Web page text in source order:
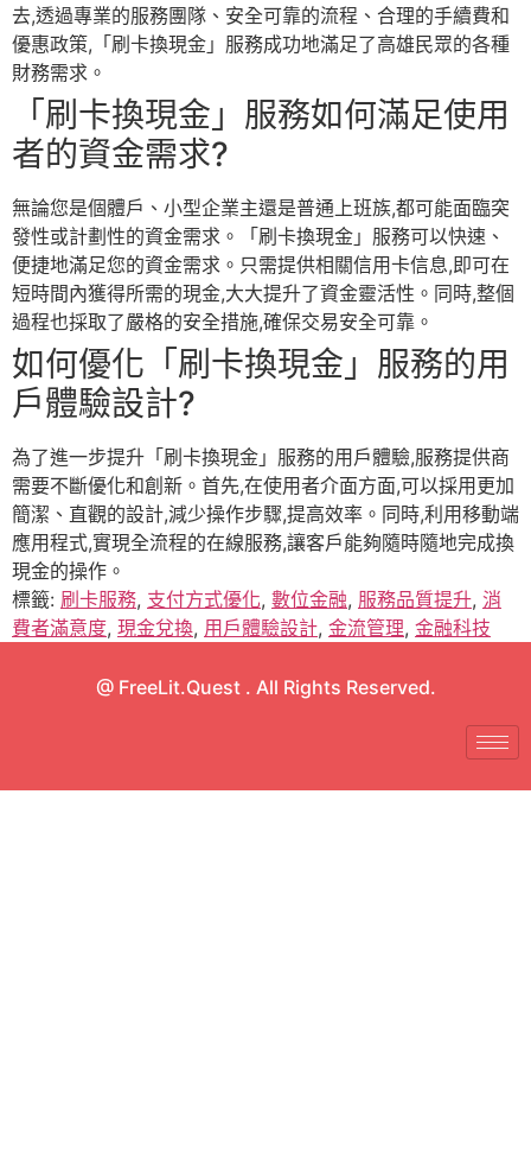
去,透過專業的服務團隊、安全可靠的流程、合理的手續費和
優惠政策,「刷卡換現金」服務成功地滿足了高雄民眾的各種
財務需求。
「刷卡換現金」服務如何滿足使用
者的資金需求?
無論您是個體戶、小型企業主還是普通上班族,都可能面臨突
發性或計劃性的資金需求。「刷卡換現金」服務可以快速、
便捷地滿足您的資金需求。只需提供相關信用卡信息,即可在
短時間內獲得所需的現金,大大提升了資金靈活性。同時,整個
過程也採取了嚴格的安全措施,確保交易安全可靠。
如何優化「刷卡換現金」服務的用
戶體驗設計?
為了進一步提升「刷卡換現金」服務的用戶體驗,服務提供商
需要不斷優化和創新。首先,在使用者介面方面,可以採用更加
簡潔、直觀的設計,減少操作步驟,提高效率。同時,利用移動端
應用程式,實現全流程的在線服務,讓客戶能夠隨時隨地完成換
現金的操作。
標籤: 刷卡服務, 支付方式優化, 數位金融, 服務品質提升, 消
費者滿意度, 現金兌換, 用戶體驗設計, 金流管理, 金融科技
@ FreeLit.Quest . All Rights Reserved.